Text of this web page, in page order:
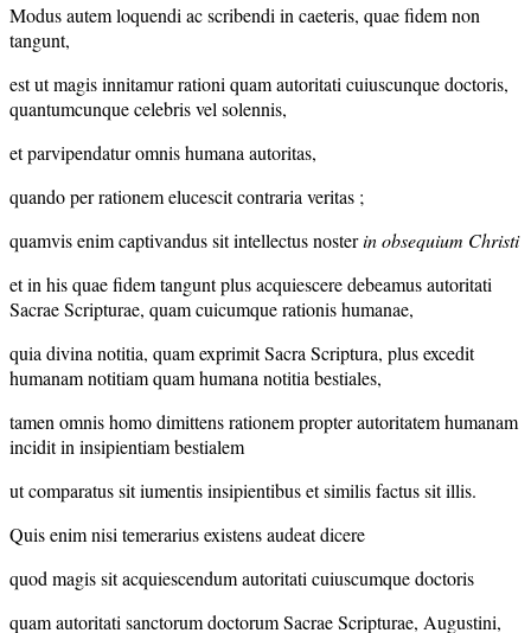
Modus autem loquendi ac scribendi in caeteris, quae fidem non
tangunt,
est ut magis innitamur rationi quam autoritati cuiuscunque doctoris,
quantumcunque celebris vel solennis,
et parvipendatur omnis humana autoritas,
quando per rationem elucescit contraria veritas ;
quamvis enim captivandus sit intellectus nosterin obsequium Christi
et in his quae fidem tangunt plus acquiescere debeamus autoritati
Sacrae Scripturae, quam cuicumque rationis humanae,
quia divina notitia, quam exprimit Sacra Scriptura, plus excedit
humanam notitiam quam humana notitia bestiales,
tamen omnis homo dimittens rationem propter autoritatem humanam
incidit in insipientiam bestialem
ut comparatus sit iumentis insipientibus et similis factus sit illis.
Quis enim nisi temerarius existens audeat dicere
quod magis sit acquiescendum autoritati cuiuscumque doctoris
quam autoritati sanctorum doctorum Sacrae Scripturae, Augustini,